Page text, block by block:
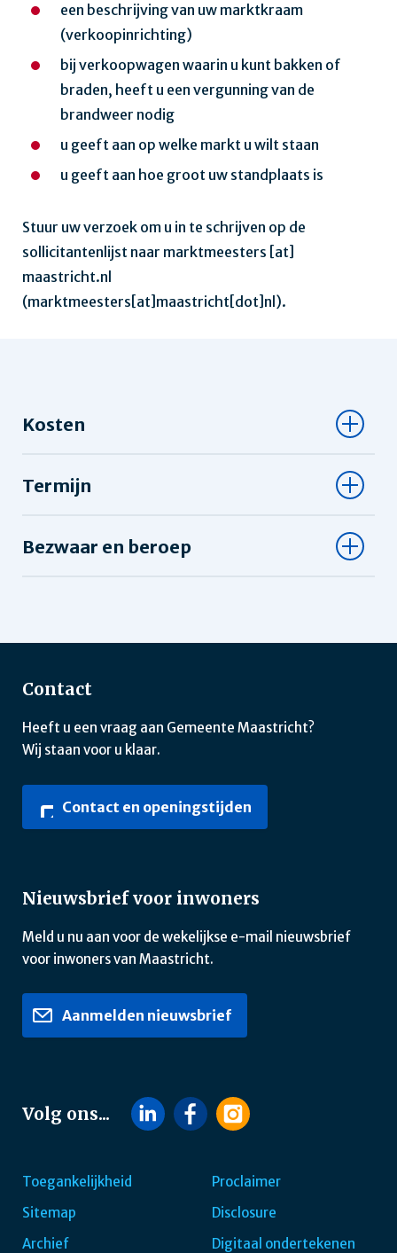
een beschrijving van uw marktkraam
(verkoopinrichting)
bij verkoopwagen waarin u kunt bakken of
braden, heeft u een vergunning van de
brandweer nodig
u geeft aan op welke markt u wilt staan
u geeft aan hoe groot uw standplaats is
Stuur uw verzoek om u in te schrijven op de
sollicitantenlijst naar marktmeesters [at]
maastricht.nl
(marktmeesters[at]maastricht[dot]nl).
Kosten
Termijn
Bezwaar en beroep
Contact
Heeft u een vraag aan Gemeente Maastricht?
Wij staan voor u klaar.
Contact en openingstijden
Nieuwsbrief voor inwoners
Meld u nu aan voor de wekelijkse e-mail nieuwsbrief
voor inwoners van Maastricht.
Aanmelden nieuwsbrief
Volg ons...
Footer
Toegankelijkheid
Sitemap
Archief
Proclaimer
Disclosure
Digitaal ondertekenen